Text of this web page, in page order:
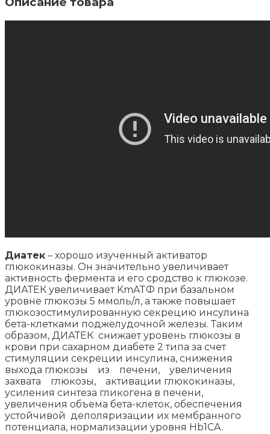
Диатек – хорошо изученный активатор
глюкокиназы. Он значительно увеличивает
активность фермента и его сродство к глюкозе.
ДИАТЕК увеличивает KmATФ при базальном
уровне глюкозы 5 ммоль/л, а также повышает
глюкозостимулированную секрецию инсулина
бета-клетками поджелудочной железы. Таким
образом, ДИАТЕК снижает уровень глюкозы в
крови при сахарном диабете 2 типа за счет
стимуляции секреции инсулина, снижения
выхода глюкозы из печени, увеличения
захвата глюкозы, активации глюкокиназы,
усиления синтеза гликогена в печени,
увеличения объема бета-клеток, обеспечения
устойчивой деполяризации их мембранного
потенциала, нормализации уровня Hb1CA.